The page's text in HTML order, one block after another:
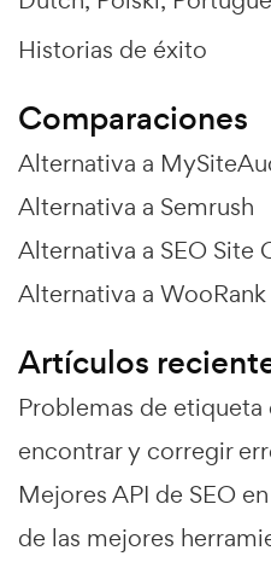
Historias de éxito
Comparaciones
Alternativa a
Alternativa a Semrush
Alternativa a SEO Site
Alternativa a WooRank
Artículos
Problemas de
encontrar y corregir
Mejores API de SEO
de las mejores